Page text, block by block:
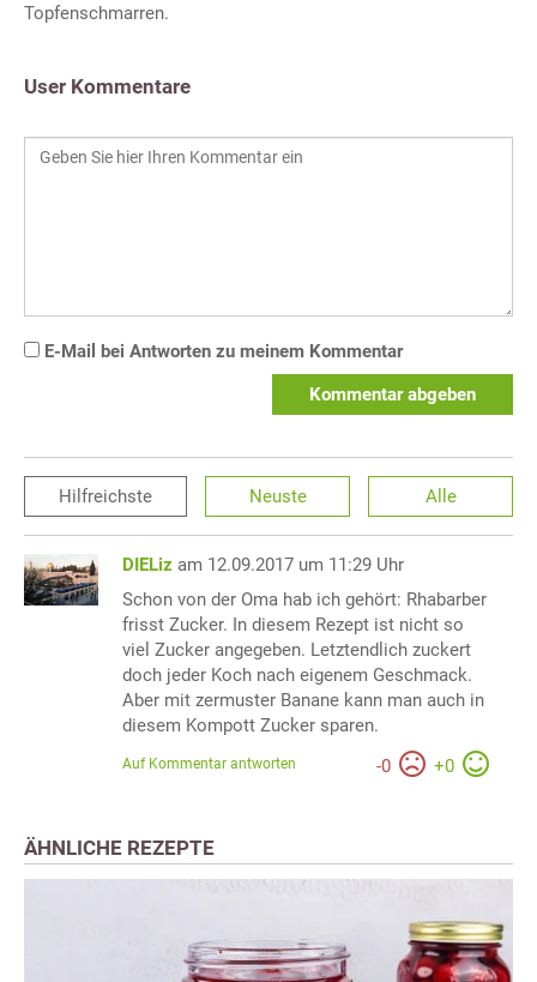
Topfenschmarren.
User Kommentare
E-Mail bei Antworten zu meinem Kommentar
Kommentar abgeben
Hilfreichste Neuste Alle
DIELiz am 12.09.2017 um 11:29 Uhr
Schon von der Oma hab ich gehört: Rhabarber
frisst Zucker. In diesem Rezept ist nicht so
viel Zucker angegeben. Letztendlich zuckert
doch jeder Koch nach eigenem Geschmack.
Aber mit zermuster Banane kann man auch in
diesem Kompott Zucker sparen.
-0 +0
Auf Kommentar antworten
ÄHNLICHE REZEPTE